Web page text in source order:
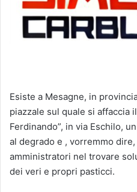
Esiste a Mesagne, in
piazzale sul quale si affaccia
Ferdinando”, in via Eschilo,
al degrado e , vorremmo
amministratori nel trovare
dei veri e propri pasticci.